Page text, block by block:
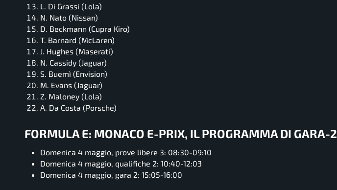
L. Di Grassi (Lola)
N. Nato (Nissan)
D. Beckmann (Cupra Kiro)
T. Barnard (McLaren)
J. Hughes (Maserati)
N. Cassidy (Jaguar)
S. Buemì (Envision)
M. Evans (Jaguar)
Z. Maloney (Lola)
A. Da Costa (Porsche)
FORMULA E: MONACO E-PRIX, IL PROGRAMMA DI GARA-2
Domenica 4 maggio, prove libere 3: 08:30-09:10
Domenica 4 maggio, qualifiche 2: 10:40-12:03
Domenica 4 maggio, gara 2: 15:05-16:00